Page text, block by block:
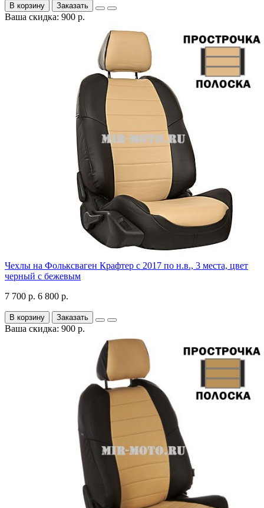
В корзину Заказать
Ваша скидка: 900 р.
Чехлы на Фольксваген Крафтер с 2017 по н.в., 3 места, цвет
черный с бежевым
7 700 р. 6 800 р.
В корзину Заказать
Ваша скидка: 900 р.